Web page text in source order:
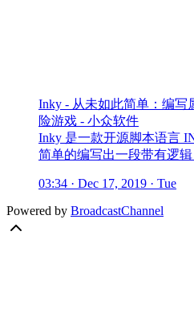
Inky - 从未如此简单：编写
险游戏 - 小众软件
Inky 是一款开源脚本语言
简单的编写出一段带有逻辑
03:34 · Dec 17, 2019 · Tue
Powered by BroadcastChannel